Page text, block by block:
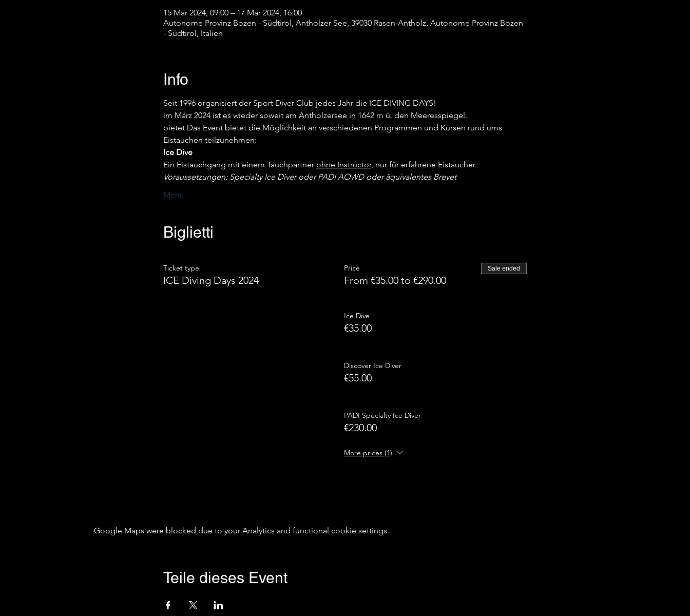
15 Mar 2024, 09:00 – 17 Mar 2024, 16:00
Autonome Provinz Bozen - Südtirol, Antholzer See, 39030 Rasen-Antholz, Autonome Provinz Bozen
- Südtirol, Italien
Info
Seit 1996 organisiert der Sport Diver Club jedes Jahr die ICE DIVING DAYS!
im März 2024 ist es wieder soweit am Antholzersee in 1642 m ü. den Meeresspiegel.
bietet Das Event bietet die Möglichkeit an verschiedenen Programmen und Kursen rund ums
Eistauchen teilzunehmen:
Ice Dive
Ein Eistauchgang mit einem Tauchpartner ohne Instructor, nur für erfahrene Eistaucher.
Voraussetzungen: Specialty Ice Diver oder PADI AOWD oder äquivalentes Brevet
Mehr
Biglietti
Ticket type
ICE Diving Days 2024
Price
From €35.00 to €290.00
Sale ended
Ice Dive
€35.00
Discover Ice Diver
€55.00
PADI Specialty Ice Diver
€230.00
More prices (1)
Google Maps were blocked due to your Analytics and functional cookie settings.
Teile dieses Event